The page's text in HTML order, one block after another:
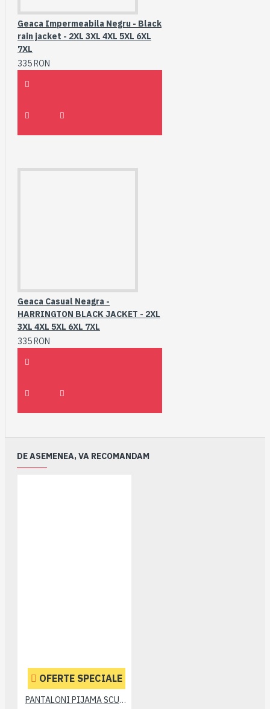
Geaca Impermeabila Negru - Black
rain jacket - 2XL 3XL 4XL 5XL 6XL
7XL
335 RON
Geaca Casual Neagra -
HARRINGTON BLACK JACKET - 2XL
3XL 4XL 5XL 6XL 7XL
335 RON
DE ASEMENEA, VA RECOMANDAM
OFERTE SPECIALE
PANTALONI PIJAMA SCURTI BLEUMARIN – PACHET 2 BUCATI - 2XL 3XL 4XL 5XL 6XL